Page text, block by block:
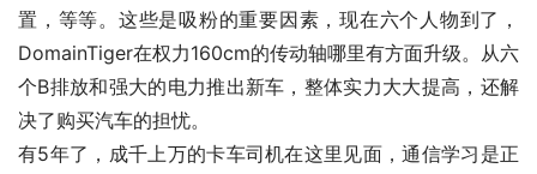
置，等等。这些是吸粉的重要因素，现在六个人物到了，
DomainTiger在权力160cm的传动轴哪里有方面升级。从六
个B排放和强大的电力推出新车，整体实力大大提高，还解
决了购买汽车的担忧。
有5年了，成千上万的卡车司机在这里见面，通信学习是正